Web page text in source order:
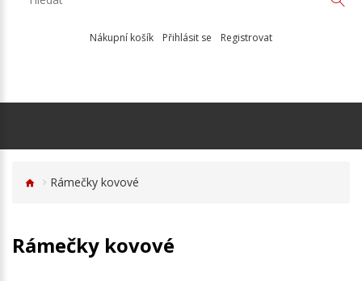
Nákupní košík Přihlásit se Registrovat
Rámečky kovové
Rámečky kovové